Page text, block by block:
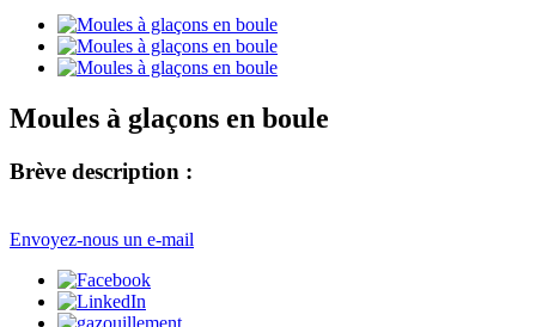
Moules à glaçons en boule
Brève description :
Envoyez-nous un e-mail